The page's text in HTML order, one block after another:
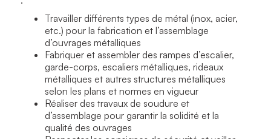
Travailler différents types de métal (inox, acier,
etc.) pour la fabrication et l’assemblage
d’ouvrages métalliques
Fabriquer et assembler des rampes d’escalier,
garde-corps, escaliers métalliques, rideaux
métalliques et autres structures métalliques
selon les plans et normes en vigueur
Réaliser des travaux de soudure et
d’assemblage pour garantir la solidité et la
qualité des ouvrages